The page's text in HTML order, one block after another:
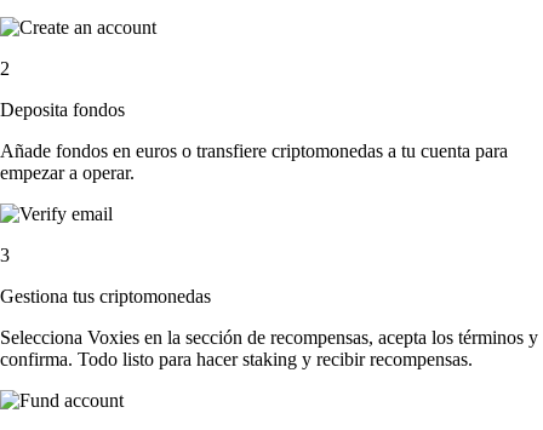
2
Deposita fondos
Añade fondos en euros o transfiere criptomonedas a tu cuenta para
empezar a operar.
3
Gestiona tus criptomonedas
Selecciona Voxies en la sección de recompensas, acepta los términos y
confirma. Todo listo para hacer staking y recibir recompensas.